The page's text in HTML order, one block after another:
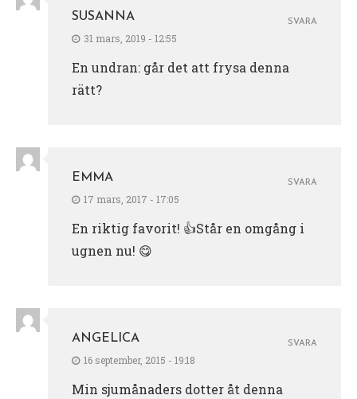
SUSANNA
31 mars, 2019 - 12:55
En undran: går det att frysa denna
rätt?
SVARA
EMMA
17 mars, 2017 - 17:05
En riktig favorit! 👍Står en omgång i
ugnen nu! 😋
SVARA
ANGELICA
16 september, 2015 - 19:18
Min sjumånaders dotter åt denna
SVARA